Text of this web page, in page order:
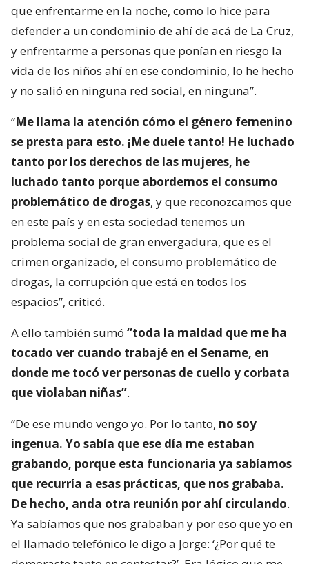
que enfrentarme en la noche, como lo hice para
defender a un condominio de ahí de acá de La Cruz,
y enfrentarme a personas que ponían en riesgo la
vida de los niños ahí en ese condominio, lo he hecho
y no salió en ninguna red social, en ninguna”.
“Me llama la atención cómo el género femenino
se presta para esto. ¡Me duele tanto! He luchado
tanto por los derechos de las mujeres, he
luchado tanto porque abordemos el consumo
problemático de drogas, y que reconozcamos que
en este país y en esta sociedad tenemos un
problema social de gran envergadura, que es el
crimen organizado, el consumo problemático de
drogas, la corrupción que está en todos los
espacios”, criticó.
A ello también sumó “toda la maldad que me ha
tocado ver cuando trabajé en el Sename, en
donde me tocó ver personas de cuello y corbata
que violaban niñas”.
“De ese mundo vengo yo. Por lo tanto, no soy
ingenua. Yo sabía que ese día me estaban
grabando, porque esta funcionaria ya sabíamos
que recurría a esas prácticas, que nos grababa.
De hecho, anda otra reunión por ahí circulando.
Ya sabíamos que nos grababan y por eso que yo en
el llamado telefónico le digo a Jorge: ‘¿Por qué te